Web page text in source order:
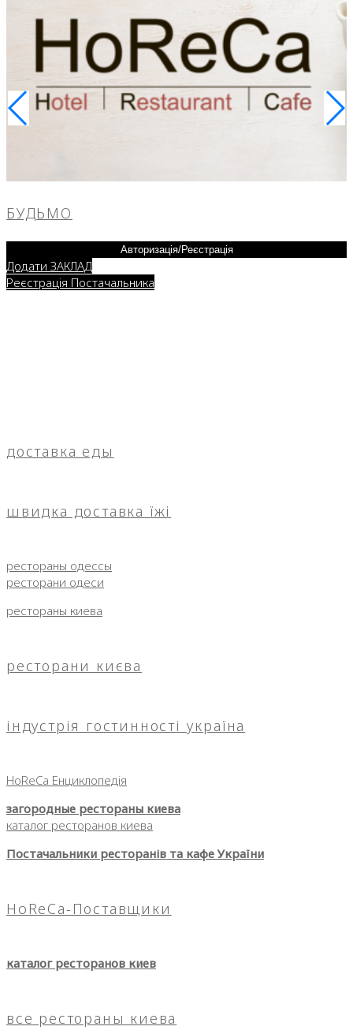
БУДЬМО
Авторизація/Реєстрація
Додати ЗАКЛАД
Реєстрація Постачальника
доставка еды
швидка доставка їжі
рестораны одессы
ресторани одеси
рестораны киева
ресторани києва
індустрія гостинності україна
HoReCa Енциклопедія
загородные рестораны киева
каталог ресторанов киева
Постачальники ресторанів та кафе України
HoReCa-Поставщики
каталог ресторанов киев
все рестораны киева